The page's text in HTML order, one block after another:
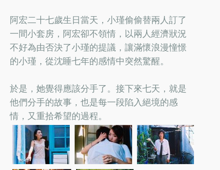
阿宏二十七歲生日當天，小瑾偷偷替兩人訂了
一間小套房，阿宏卻不領情，以兩人經濟狀況
不好為由否決了小瑾的提議，讓滿懷浪漫憧憬
的小瑾，從沈睡七年的感情中突然驚醒。
於是，她覺得應該分手了。接下來七天，就是
他們分手的故事，也是每一段陷入絕境的感
情，又重拾希望的過程。